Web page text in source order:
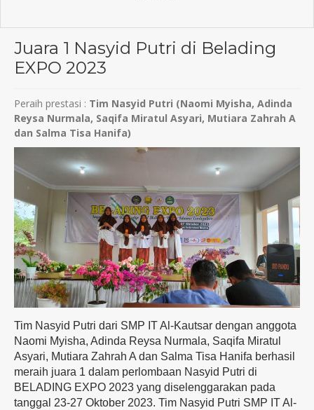
Juara 1 Nasyid Putri di Belading
EXPO 2023
Peraih prestasi : Tim Nasyid Putri (Naomi Myisha, Adinda
Reysa Nurmala, Saqifa Miratul Asyari, Mutiara Zahrah A
dan Salma Tisa Hanifa)
Tim Nasyid Putri dari SMP IT Al-Kautsar dengan anggota
Naomi Myisha, Adinda Reysa Nurmala, Saqifa Miratul
Asyari, Mutiara Zahrah A dan Salma Tisa Hanifa berhasil
meraih juara 1 dalam perlombaan Nasyid Putri di
BELADING EXPO 2023 yang diselenggarakan pada
tanggal 23-27 Oktober 2023. Tim Nasyid Putri SMP IT Al-